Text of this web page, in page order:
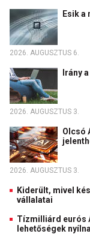
Esik
2026. AUGUSZTUS 6.
Irány
2026. AUGUSZTUS 3.
Olcsó
2026. AUGUSZTUS 3.
Kiderült, mivel
vállalatai
Tízmilliárd eurós
lehetőségek